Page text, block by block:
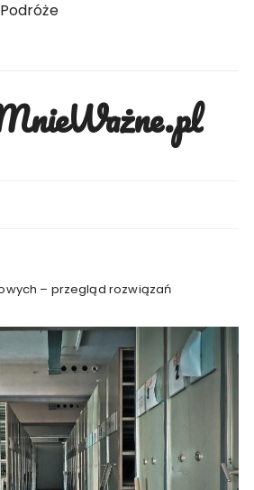
Podróże
– przegląd rozwiązań